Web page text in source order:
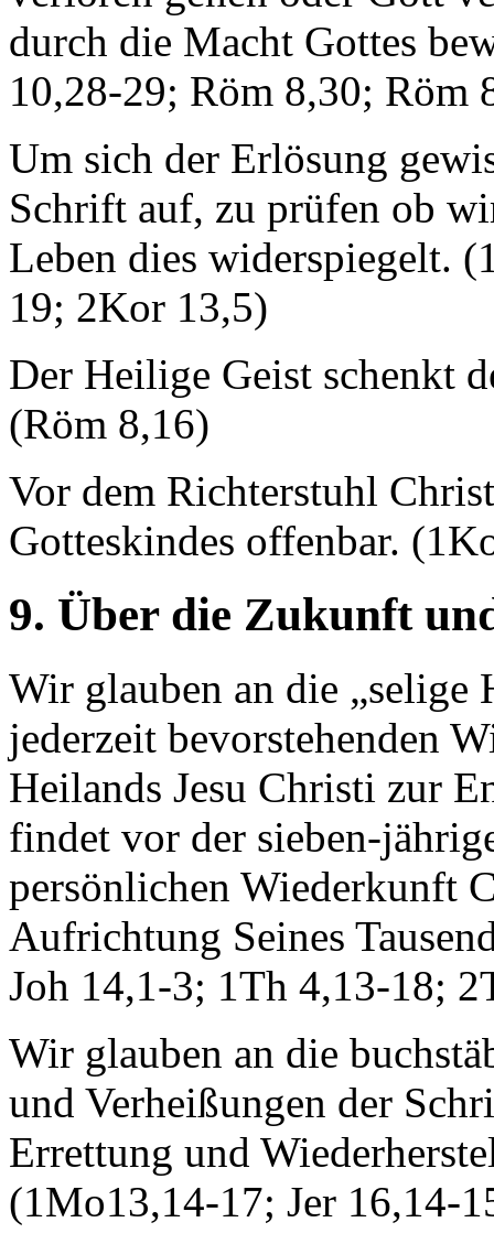
durch die Macht Gottes
10,28-29; Röm 8,30; Röm
Um sich der Erlösung
Schrift auf, zu prüfen ob
Leben dies widerspiegelt.
19; 2Kor 13,5)
Der Heilige Geist schenkt
(Röm 8,16)
Vor dem Richterstuhl
Gotteskindes offenbar.
9. Über die Zukunft
Wir glauben an die „selige
jederzeit bevorstehenden
Heilands Jesu Christi zur
findet vor der sieben-
persönlichen Wiederkunft
Aufrichtung Seines
Joh 14,1-3; 1Th 4,13-18;
Wir glauben an die
und Verheißungen der
Errettung und
(1Mo13,14-17; Jer 16,14-